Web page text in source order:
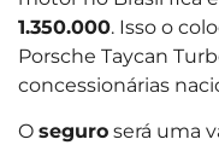
1.350.000. Isso o
Porsche Taycan
concessionárias
O seguro será uma